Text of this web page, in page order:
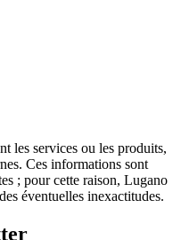
les services ou les produits,
Ces informations sont
; pour cette raison, Lugano
éventuelles inexactitudes.